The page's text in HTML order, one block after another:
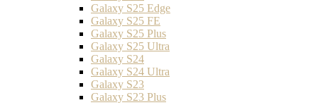
Galaxy S25 Edge
Galaxy S25 FE
Galaxy S25 Plus
Galaxy S25 Ultra
Galaxy S24
Galaxy S24 Ultra
Galaxy S23
Galaxy S23 Plus